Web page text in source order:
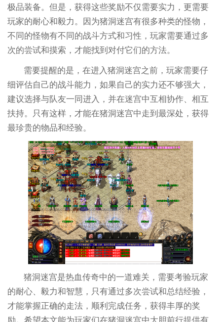
极品装备。但是，获得这些奖励不仅需要实力，更需要
玩家的耐心和毅力。因为猪洞迷宫有很多种类的怪物，
不同的怪物有不同的战斗方式和习性，玩家需要通过多
次的尝试和摸索，才能找到对付它们的方法。
需要提醒的是，在进入猪洞迷宫之前，玩家需要仔
细评估自己的战斗能力，如果自己的实力还不够强大，
建议选择与队友一同进入，并在迷宫中互相协作、相互
扶持。只有这样，才能在猪洞迷宫中走到最深处，获得
最珍贵的物品和经验。
猪洞迷宫是热血传奇中的一道难关，需要考验玩家
的耐心、毅力和智慧，只有通过多次尝试和总结经验，
才能掌握正确的走法，顺利完成任务，获得丰厚的奖